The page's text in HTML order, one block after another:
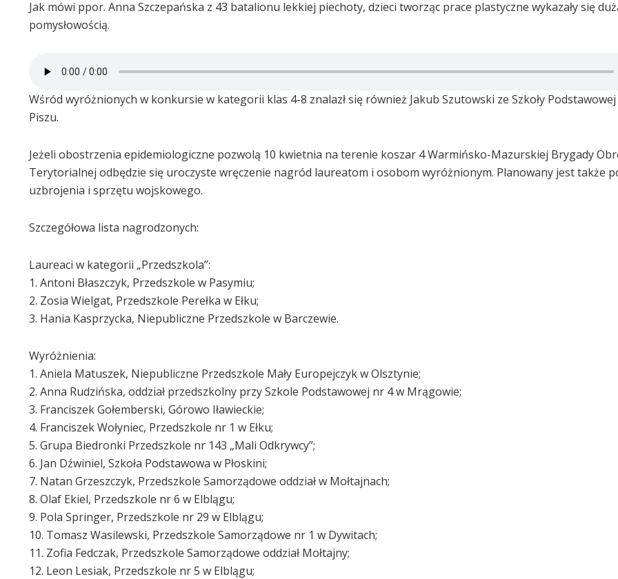
Jak mówi ppor. Anna Szczepańska z 43 batalionu lekkiej piechoty, dzieci tworząc prace plastyczne wykazały się
pomysłowością.
Wśród wyróżnionych w konkursie w kategorii klas 4-8 znalazł się również Jakub Szutowski ze Szkoły
Piszu.
Jeżeli obostrzenia epidemiologiczne pozwolą 10 kwietnia na terenie koszar 4 Warmińsko-Mazurskiej Brygady
Terytorialnej odbędzie się uroczyste wręczenie nagród laureatom i osobom wyróżnionym. Planowany jest także
uzbrojenia i sprzętu wojskowego.
Szczegółowa lista nagrodzonych:
Laureaci w kategorii „Przedszkola”:
1. Antoni Błaszczyk, Przedszkole w Pasymiu;
2. Zosia Wielgat, Przedszkole Perełka w Ełku;
3. Hania Kasprzycka, Niepubliczne Przedszkole w Barczewie.
Wyróżnienia:
1. Aniela Matuszek, Niepubliczne Przedszkole Mały Europejczyk w Olsztynie;
2. Anna Rudzińska, oddział przedszkolny przy Szkole Podstawowej nr 4 w Mrągowie;
3. Franciszek Gołemberski, Górowo Iławieckie;
4. Franciszek Wołyniec, Przedszkole nr 1 w Ełku;
5. Grupa Biedronki Przedszkole nr 143 „Mali Odkrywcy”;
6. Jan Dźwiniel, Szkoła Podstawowa w Płoskini;
7. Natan Grzeszczyk, Przedszkole Samorządowe oddział w Mołtajnach;
8. Olaf Ekiel, Przedszkole nr 6 w Elblągu;
9. Pola Springer, Przedszkole nr 29 w Elblągu;
10. Tomasz Wasilewski, Przedszkole Samorządowe nr 1 w Dywitach;
11. Zofia Fedczak, Przedszkole Samorządowe oddział Mołtajny;
12. Leon Lesiak, Przedszkole nr 5 w Elblągu;